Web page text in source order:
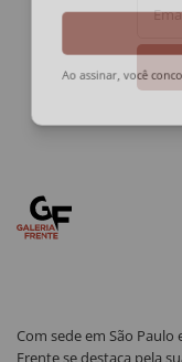
Ao assinar, você
Com sede em São
Frente se destaca pela